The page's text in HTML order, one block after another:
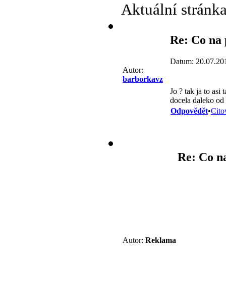
Aktuální
Autor:
barborkavz
Re: Co
Datum:
Jo ? tak ja to asi
docela daleko
Odpovědět•
Autor: Reklama
Re: Co